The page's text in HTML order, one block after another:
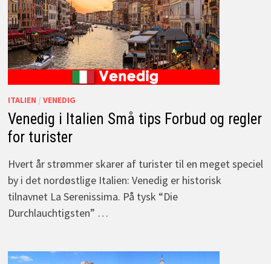
ITALIEN / VENEDIG
Venedig i Italien Små tips Forbud og regler
for turister
Hvert år strømmer skarer af turister til en meget speciel
by i det nordøstlige Italien: Venedig er historisk
tilnavnet La Serenissima. På tysk “Die
Durchlauchtigsten” …